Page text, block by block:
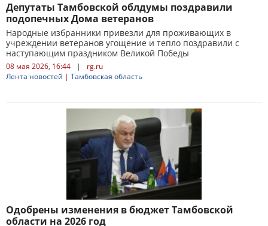
Депутаты Тамбовской облдумы поздравили
подопечных Дома ветеранов
Народные избранники привезли для проживающих в
учреждении ветеранов угощение и тепло поздравили с
наступающим праздником Великой Победы
08 мая 2026, 16:44 |
rg.ru
Лента новостей | Тамбовская область
Одобрены изменения в бюджет Тамбовской
области на 2026 год